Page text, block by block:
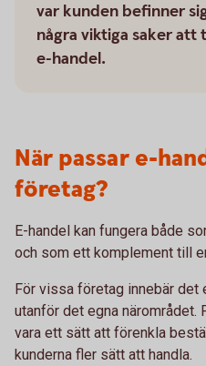
var kunden befinner
några viktiga saker att
e-handel.
När passar e-
företag?
E-handel kan fungera både
och som ett komplement till
För vissa företag innebär det
utanför det egna närområdet.
vara ett sätt att förenkla
kunderna fler sätt att handla.